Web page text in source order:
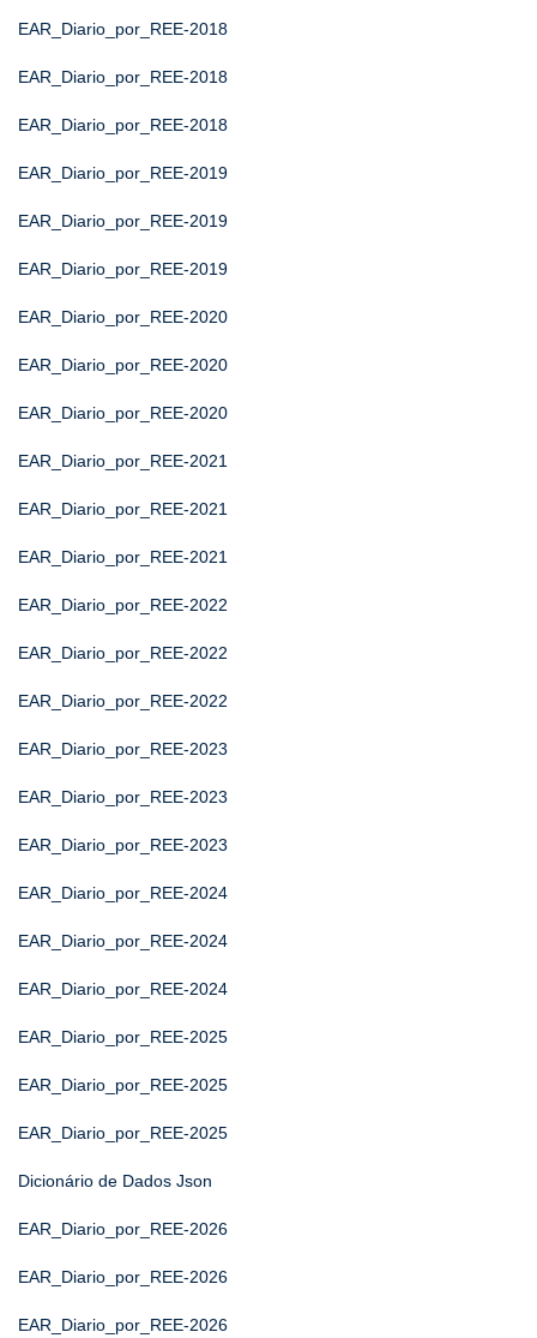
EAR_Diario_por_REE-2018
EAR_Diario_por_REE-2018
EAR_Diario_por_REE-2018
EAR_Diario_por_REE-2019
EAR_Diario_por_REE-2019
EAR_Diario_por_REE-2019
EAR_Diario_por_REE-2020
EAR_Diario_por_REE-2020
EAR_Diario_por_REE-2020
EAR_Diario_por_REE-2021
EAR_Diario_por_REE-2021
EAR_Diario_por_REE-2021
EAR_Diario_por_REE-2022
EAR_Diario_por_REE-2022
EAR_Diario_por_REE-2022
EAR_Diario_por_REE-2023
EAR_Diario_por_REE-2023
EAR_Diario_por_REE-2023
EAR_Diario_por_REE-2024
EAR_Diario_por_REE-2024
EAR_Diario_por_REE-2024
EAR_Diario_por_REE-2025
EAR_Diario_por_REE-2025
EAR_Diario_por_REE-2025
Dicionário de Dados Json
EAR_Diario_por_REE-2026
EAR_Diario_por_REE-2026
EAR_Diario_por_REE-2026